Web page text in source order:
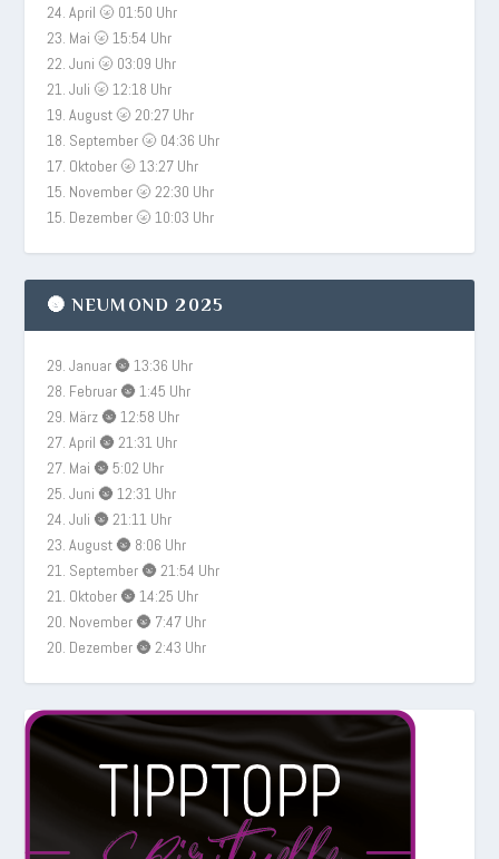
24. April 🌝 01:50 Uhr
23. Mai 🌝 15:54 Uhr
22. Juni 🌝 03:09 Uhr
21. Juli 🌝 12:18 Uhr
19. August 🌝 20:27 Uhr
18. September 🌝 04:36 Uhr
17. Oktober 🌝 13:27 Uhr
15. November 🌝 22:30 Uhr
15. Dezember 🌝 10:03 Uhr
🌚 NEUMOND 2025
29. Januar 🌚 13:36 Uhr
28. Februar 🌚 1:45 Uhr
29. März 🌚 12:58 Uhr
27. April 🌚 21:31 Uhr
27. Mai 🌚 5:02 Uhr
25. Juni 🌚 12:31 Uhr
24. Juli 🌚 21:11 Uhr
23. August 🌚 8:06 Uhr
21. September 🌚 21:54 Uhr
21. Oktober 🌚 14:25 Uhr
20. November 🌚 7:47 Uhr
20. Dezember 🌚 2:43 Uhr